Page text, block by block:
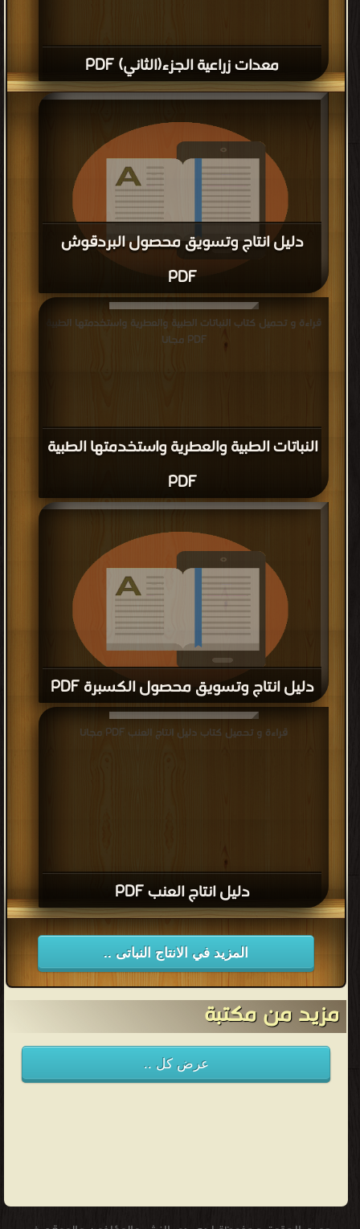
معدات زراعية الجزء(الثاني) PDF
دليل انتاج وتسويق محصول البردقوش
PDF
مجانا
النباتات الطبية والعطرية واستخدمتها الطبية
PDF
قراءة و تحميل كتاب النباتات الطبية والعطرية واستخدمتها الطبية
PDF مجانا
دليل انتاج وتسويق محصول الكسبرة PDF
مجانا
دليل انتاج العنب PDF
قراءة و تحميل كتاب دليل انتاج العنب PDF مجانا
المزيد في الانتاج النباتى ..
مزيد من مكتبة
عرض كل ..